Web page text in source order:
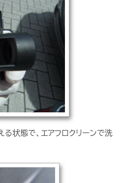
る状態で、エアフロクリーンで洗